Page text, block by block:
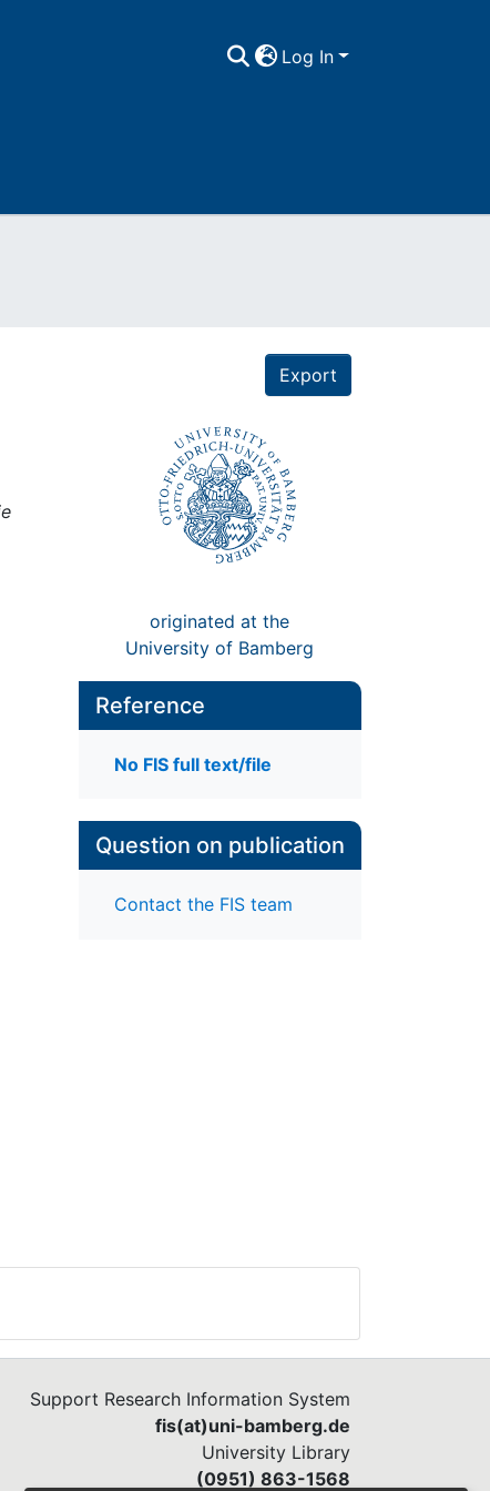
Log In
Export
originated at the
University of Bamberg
Reference
No FIS full text/file
Question on publication
Contact the FIS team
Support Research Information System
fis(at)uni-bamberg.de
University Library
(0951) 863-1568